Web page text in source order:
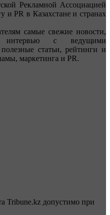
Рекламной Ассоциацией
и PR в Казахстане и странах
самые свежие новости,
интервью с ведущими
статьи, рейтинги и
маркетинга и PR.
Tribune.kz допустимо при